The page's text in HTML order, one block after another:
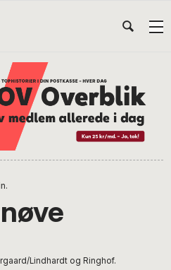
Lindhardt og Ringhof.